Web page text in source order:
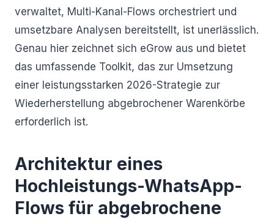
verwaltet, Multi-Kanal-Flows orchestriert und
umsetzbare Analysen bereitstellt, ist unerlässlich.
Genau hier zeichnet sich eGrow aus und bietet
das umfassende Toolkit, das zur Umsetzung
einer leistungsstarken 2026-Strategie zur
Wiederherstellung abgebrochener Warenkörbe
erforderlich ist.
Architektur eines
Hochleistungs-WhatsApp-
Flows für abgebrochene